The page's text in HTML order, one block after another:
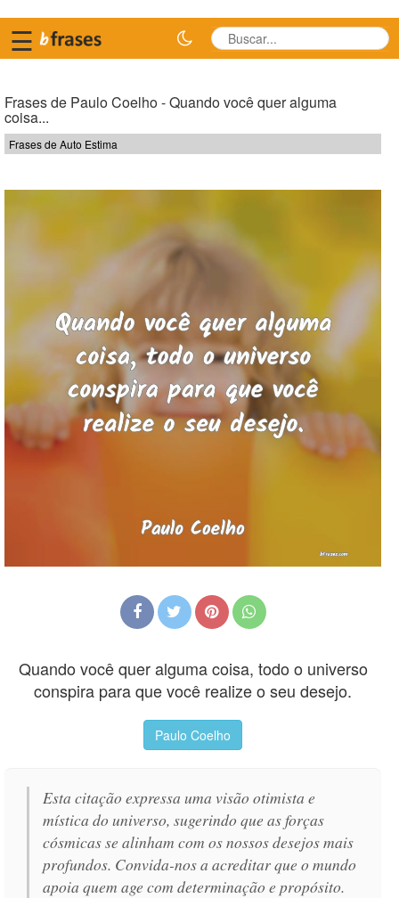
☰
Frases de Paulo Coelho - Quando você quer alguma
coisa...
Frases de Auto Estima
Quando você quer alguma coisa, todo o universo
conspira para que você realize o seu desejo.
Paulo Coelho
Esta citação expressa uma visão otimista e
mística do universo, sugerindo que as forças
cósmicas se alinham com os nossos desejos mais
profundos. Convida-nos a acreditar que o mundo
apoia quem age com determinação e propósito.